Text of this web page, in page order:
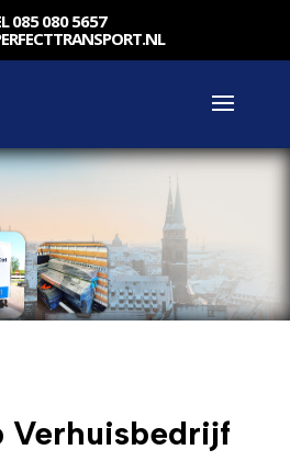
085 080 5657
Verhuisbedrijf